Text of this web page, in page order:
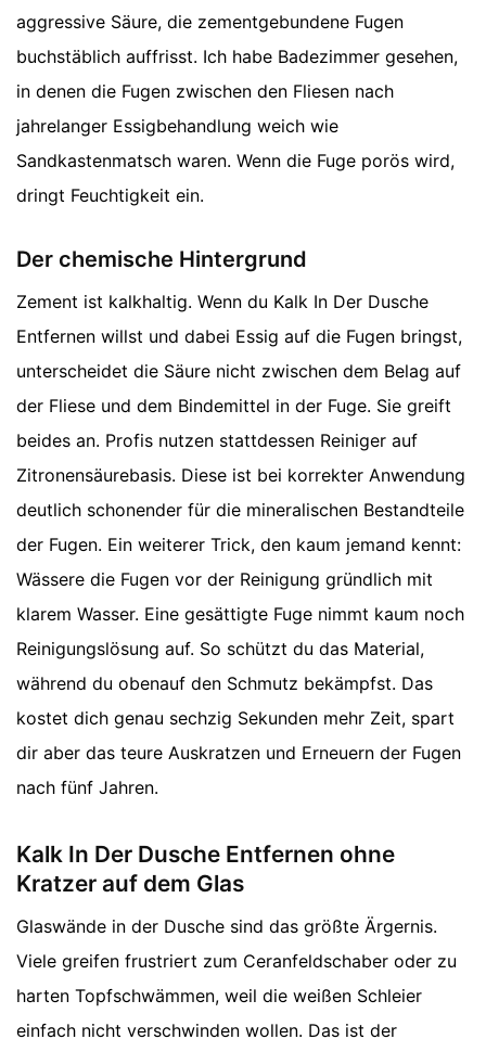
aggressive Säure, die zementgebundene Fugen
buchstäblich auffrisst. Ich habe Badezimmer gesehen,
in denen die Fugen zwischen den Fliesen nach
jahrelanger Essigbehandlung weich wie
Sandkastenmatsch waren. Wenn die Fuge porös wird,
dringt Feuchtigkeit ein.
Der chemische Hintergrund
Zement ist kalkhaltig. Wenn du Kalk In Der Dusche
Entfernen willst und dabei Essig auf die Fugen bringst,
unterscheidet die Säure nicht zwischen dem Belag auf
der Fliese und dem Bindemittel in der Fuge. Sie greift
beides an. Profis nutzen stattdessen Reiniger auf
Zitronensäurebasis. Diese ist bei korrekter Anwendung
deutlich schonender für die mineralischen Bestandteile
der Fugen. Ein weiterer Trick, den kaum jemand kennt:
Wässere die Fugen vor der Reinigung gründlich mit
klarem Wasser. Eine gesättigte Fuge nimmt kaum noch
Reinigungslösung auf. So schützt du das Material,
während du obenauf den Schmutz bekämpfst. Das
kostet dich genau sechzig Sekunden mehr Zeit, spart
dir aber das teure Auskratzen und Erneuern der Fugen
nach fünf Jahren.
Kalk In Der Dusche Entfernen ohne
Kratzer auf dem Glas
Glaswände in der Dusche sind das größte Ärgernis.
Viele greifen frustriert zum Ceranfeldschaber oder zu
harten Topfschwämmen, weil die weißen Schleier
einfach nicht verschwinden wollen. Das ist der